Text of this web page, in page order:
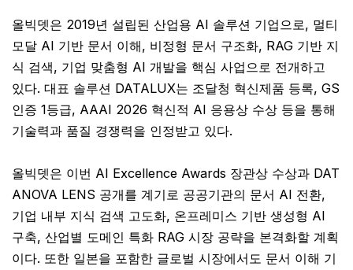
올빅뎃은 2019년 설립된 산업용 AI 솔루션 기업으로, 멀티
모달 AI 기반 문서 이해, 비정형 문서 구조화, RAG 기반 지
식 검색, 기업 맞춤형 AI 개발을 핵심 사업으로 전개하고
있다. 대표 솔루션 DATALUX는 조달청 혁신제품 등록, GS
인증 1등급, AAAI 2026 혁신적 AI 응용상 수상 등을 통해
기술력과 품질 경쟁력을 인정받고 있다.
올빅뎃은 이번 AI Excellence Awards 장관상 수상과 DAT
ANOVA LENS 공개를 계기로 공공기관의 문서 AI 전환,
기업 내부 지식 검색 고도화, 온프레미스 기반 생성형 AI
구축, 산업별 도메인 특화 RAG 시장 공략을 본격화할 계획
이다. 또한 일본을 포함한 글로벌 시장에서도 문서 이해 기